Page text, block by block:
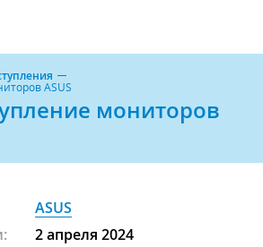
ASUS
мониторов
ASUS
2 апреля 2024